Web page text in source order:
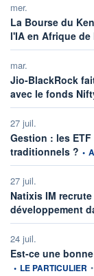
mer.
La Bourse du
l'IA en Afrique de
mar.
Jio-BlackRock
avec le fonds
27 juil.
Gestion : les
traditionnels ? •
27 juil.
Natixis IM
développement
24 juil.
Est-ce une
• LE PARTICULIER •